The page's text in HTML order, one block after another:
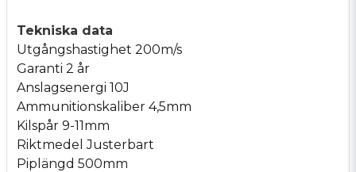
Tekniska data
Utgångshastighet 200m/s
Garanti 2 år
Anslagsenergi 10J
Ammunitionskaliber 4,5mm
Kilspår 9-11mm
Riktmedel Justerbart
Piplängd 500mm